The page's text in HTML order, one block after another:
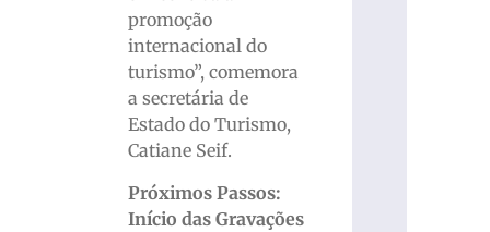
promoção
internacional do
turismo”, comemora
a secretária de
Estado do Turismo,
Catiane Seif.
Próximos Passos:
Início das Gravações